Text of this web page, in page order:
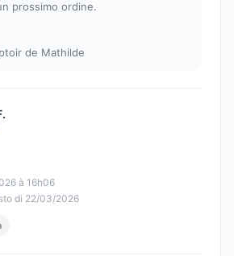
prossimo ordine.
de Mathilde
à 16h06
di 22/03/2026